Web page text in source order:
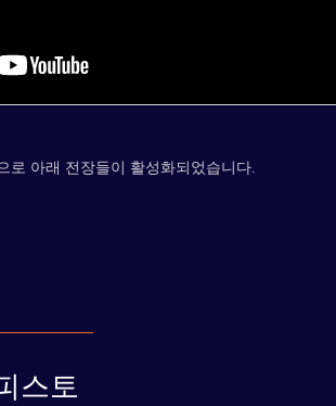
로 아래 전장들이 활성화되었습니다.
스토